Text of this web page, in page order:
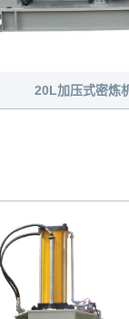
20L加压式密炼